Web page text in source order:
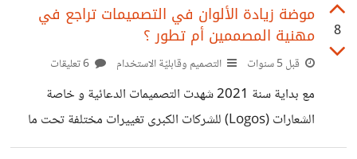
8
موضة زيادة الألوان في التصميمات تراجع في
مهنية المصممين أم تطور ؟
قبل 5 سنوات التصميم وقابليّة الاستخدام
مع بداية سنة 2021 شهدت التصميمات الدعائية و خاصة
الشعارات (Logos) للشركات الكبرى تغييرات مختلفة تحت ما
يسمى بالتحديثات الدورية "Updates" سواءا في الشكل،